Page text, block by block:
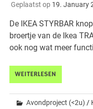
Geplaatst op 19. January
De IKEA STYRBAR
broertje van de Ikea
ook nog wat meer
WEITERLESEN
Avondproject (<2u) /